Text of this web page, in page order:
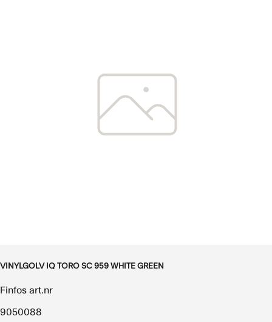
VINYLGOLV IQ TORO SC 959 WHITE GREEN
Finfos art.nr
9050088